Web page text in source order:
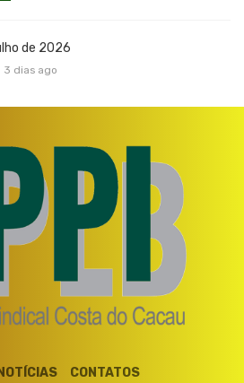
de 2026
3 dias ago
NOTÍCIAS CONTATOS